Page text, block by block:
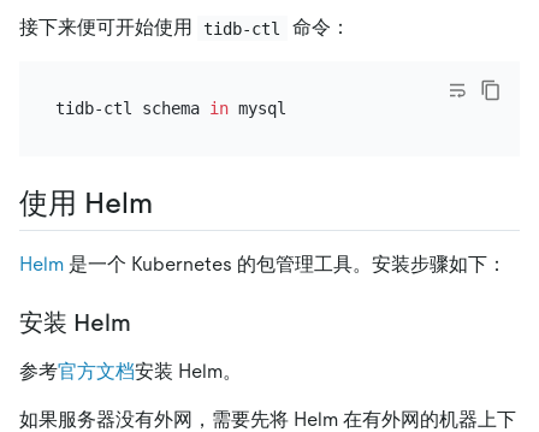
接下来便可开始使用 tidb-ctl 命令：
tidb-ctl schema in
使用 Helm
Helm 是一个 Kubernetes 的包管理工具。安装步骤如下：
安装 Helm
参考官方文档安装 Helm。
如果服务器没有外网，需要先将 Helm 在有外网的机器上下